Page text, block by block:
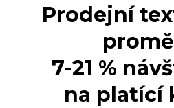
Prodejní
7-21 %
na platící